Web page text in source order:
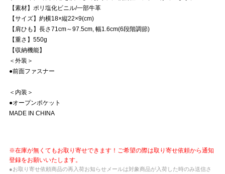
【素材】ポリ塩化ビニル/一部牛革
【サイズ】約横18×縦22×9(cm)
【肩ひも】長さ71cm～97.5cm, 幅1.6cm(6段階調節)
【重さ】550g
【収納機能】
＜外装＞
●前面ファスナー
＜内装＞
●オープンポケット
MADE IN CHINA
※在庫が無くてもお取り寄せできます！ご希望の際は取り寄せ依頼から通知
登録をお願いいたします。
●お取り寄せ依頼商品の再入荷お知らせメールは対象商品が入荷した時のみ送信さ